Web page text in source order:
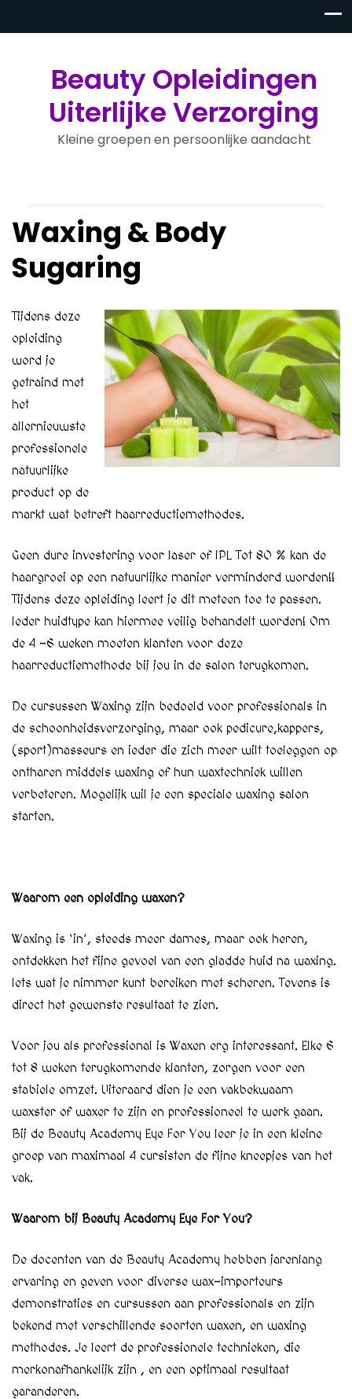
Beauty Opleidingen
Uiterlijke Verzorging
Kleine groepen en persoonlijke aandacht
Waxing & Body
Sugaring
Tijdens deze
opleiding
word je
getraind met
het
allernieuwste
professionele
natuurlijke
product op de
markt wat betreft haarreductiemethodes.
Geen dure investering voor laser of IPL Tot 80 % kan de
haargroei op een natuurlijke manier verminderd worden!!
Tijdens deze opleiding leert je dit meteen toe te passen.
Ieder huidtype kan hiermee veilig behandelt worden! Om
de 4 -6 weken moeten klanten voor deze
haarreductiemethode bij jou in de salon terugkomen.
De cursussen Waxing zijn bedoeld voor professionals in
de schoonheidsverzorging, maar ook pedicure,kappers,
(sport)masseurs en ieder die zich meer wilt toeleggen op
ontharen middels waxing of hun waxtechniek willen
verbeteren. Mogelijk wil je een speciale waxing salon
starten.
Waarom een opleiding waxen?
Waxing is ‘in’, steeds meer dames, maar ook heren,
ontdekken het fijne gevoel van een gladde huid na waxing.
Iets wat je nimmer kunt bereiken met scheren. Tevens is
direct het gewenste resultaat te zien.
Voor jou als professional is Waxen erg interessant. Elke 6
tot 8 weken terugkomende klanten, zorgen voor een
stabiele omzet. Uiteraard dien je een vakbekwaam
waxster of waxer te zijn en professioneel te werk gaan.
Bij de Beauty Academy Eye For You leer je in een kleine
groep van maximaal 4 cursisten de fijne kneepjes van het
vak.
Waarom bij Beauty Academy Eye For You?
De docenten van de Beauty Academy hebben jarenlang
ervaring en geven voor diverse wax-importeurs
demonstraties en cursussen aan professionals en zijn
bekend met verschillende soorten waxen, en waxing
methodes. Je leert de professionele technieken, die
merkonafhankelijk zijn , en een optimaal resultaat
garanderen.